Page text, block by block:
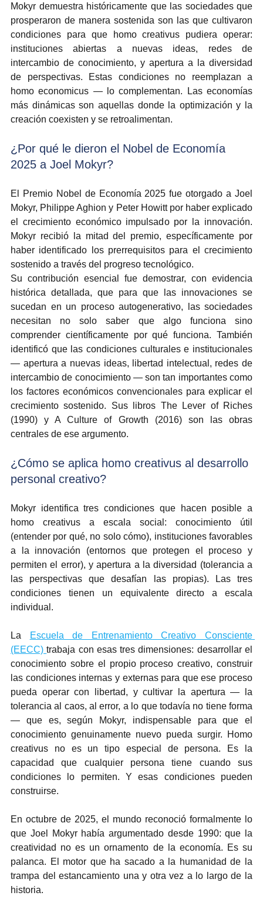
Mokyr demuestra históricamente que las sociedades que
prosperaron de manera sostenida son las que cultivaron
condiciones para que homo creativus pudiera operar:
instituciones abiertas a nuevas ideas, redes de
intercambio de conocimiento, y apertura a la diversidad
de perspectivas. Estas condiciones no reemplazan a
homo economicus — lo complementan. Las economías
más dinámicas son aquellas donde la optimización y la
creación coexisten y se retroalimentan.
¿Por qué le dieron el Nobel de Economía
2025 a Joel Mokyr?
El Premio Nobel de Economía 2025 fue otorgado a Joel
Mokyr, Philippe Aghion y Peter Howitt por haber explicado
el crecimiento económico impulsado por la innovación.
Mokyr recibió la mitad del premio, específicamente por
haber identificado los prerrequisitos para el crecimiento
sostenido a través del progreso tecnológico.
Su contribución esencial fue demostrar, con evidencia
histórica detallada, que para que las innovaciones se
sucedan en un proceso autogenerativo, las sociedades
necesitan no solo saber que algo funciona sino
comprender científicamente por qué funciona. También
identificó que las condiciones culturales e institucionales
— apertura a nuevas ideas, libertad intelectual, redes de
intercambio de conocimiento — son tan importantes como
los factores económicos convencionales para explicar el
crecimiento sostenido. Sus libros The Lever of Riches
(1990) y A Culture of Growth (2016) son las obras
centrales de ese argumento.
¿Cómo se aplica homo creativus al desarrollo
personal creativo?
Mokyr identifica tres condiciones que hacen posible a
homo creativus a escala social: conocimiento útil
(entender por qué, no solo cómo), instituciones favorables
a la innovación (entornos que protegen el proceso y
permiten el error), y apertura a la diversidad (tolerancia a
las perspectivas que desafían las propias). Las tres
condiciones tienen un equivalente directo a escala
individual.
La
Escuela de Entrenamiento Creativo Consciente
(EECC) trabaja con esas tres dimensiones: desarrollar el
conocimiento sobre el propio proceso creativo, construir
las condiciones internas y externas para que ese proceso
pueda operar con libertad, y cultivar la apertura — la
tolerancia al caos, al error, a lo que todavía no tiene forma
— que es, según Mokyr, indispensable para que el
conocimiento genuinamente nuevo pueda surgir. Homo
creativus no es un tipo especial de persona. Es la
capacidad que cualquier persona tiene cuando sus
condiciones lo permiten. Y esas condiciones pueden
construirse.
En octubre de 2025, el mundo reconoció formalmente lo
que Joel Mokyr había argumentado desde 1990: que la
creatividad no es un ornamento de la economía. Es su
palanca. El motor que ha sacado a la humanidad de la
trampa del estancamiento una y otra vez a lo largo de la
historia.